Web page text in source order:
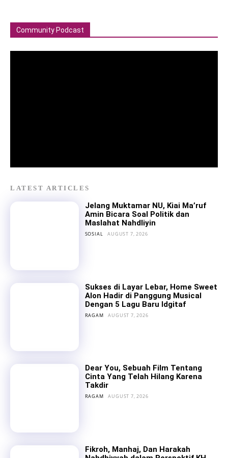
Community Podcast
LATEST ARTICLES
Jelang Muktamar NU, Kiai Ma’ruf
Amin Bicara Soal Politik dan
Maslahat Nahdliyin
SOSIAL AUGUST 7, 2026
Sukses di Layar Lebar, Home Sweet
Alon Hadir di Panggung Musical
Dengan 5 Lagu Baru Idgitaf
RAGAM AUGUST 7, 2026
Dear You, Sebuah Film Tentang
Cinta Yang Telah Hilang Karena
Takdir
RAGAM AUGUST 7, 2026
Fikroh, Manhaj, Dan Harakah